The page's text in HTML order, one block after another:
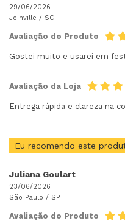
29/06/2026
Joinville / SC
Avaliação do Produto
Gostei muito e usarei em
Avaliação da Loja
Entrega rápida e clareza na
Eu recomendo este
Juliana Goulart
23/06/2026
São Paulo / SP
Avaliação do Produto